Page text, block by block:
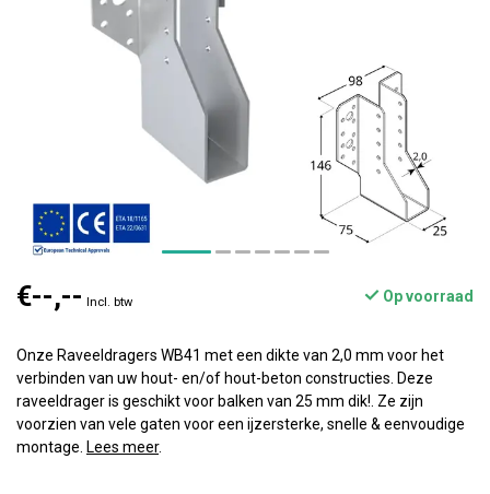
€--,-- Incl. btw Op voorraad
Onze Raveeldragers WB41 met een dikte van 2,0 mm voor het
verbinden van uw hout- en/of hout-beton constructies. Deze
raveeldrager is geschikt voor balken van 25 mm dik!. Ze zijn
voorzien van vele gaten voor een ijzersterke, snelle & eenvoudige
montage. Lees meer.